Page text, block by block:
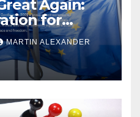
Again:
for
and
MARTIN ALEXANDER